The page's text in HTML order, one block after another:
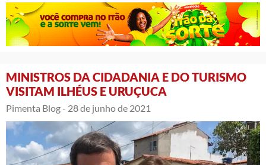
MINISTROS DA CIDADANIA E DO TURISMO
VISITAM ILHÉUS E URUÇUCA
Pimenta Blog - 28 de junho de 2021